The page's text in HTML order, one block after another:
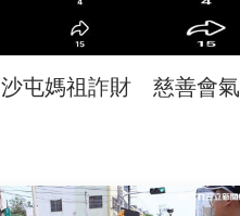
沙屯媽祖詐財 慈善會氣